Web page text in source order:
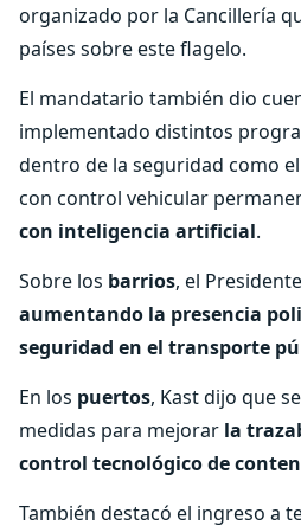
organizado por la Cancillería
países sobre este flagelo.
El mandatario también dio
implementado distintos
dentro de la seguridad como el
con control vehicular
con inteligencia artificial.
Sobre los barrios, el
aumentando la presencia
seguridad en el transporte
En los puertos, Kast dijo que
medidas para mejorar la
control tecnológico de
También destacó el ingreso a